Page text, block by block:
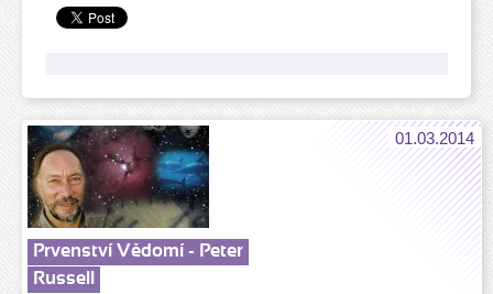
01.03.2014
Prvenství Vědomí - Peter
Russell